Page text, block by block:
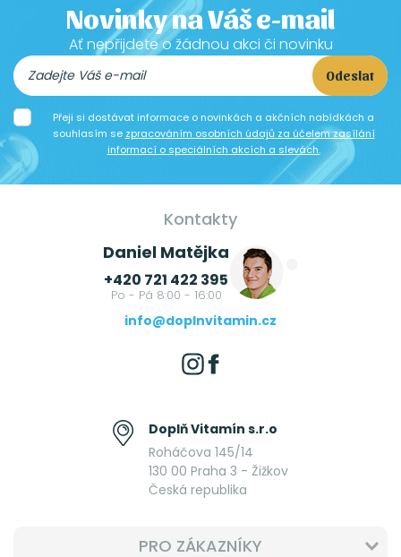
Novinky na Váš e-mail
Ať nepřijdete o žádnou akci či novinku
Odeslat
Přeji si dostávat informace o novinkách a akčních nabídkách a
souhlasím se zpracováním osobních údajů za účelem zasílání
informací o speciálních akcích a slevách.
Kontakty
Daniel Matějka
+420 721 422 395
Po - Pá 8:00 - 16:00
info@doplnvitamin.cz
Doplň Vitamín s.r.o
Roháčova 145/14
130 00 Praha 3 - Žižkov
Česká republika
PRO ZÁKAZNÍKY